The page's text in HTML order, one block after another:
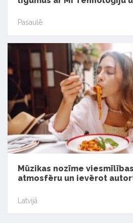
Pasaulē
Mūzikas nozīme
atmosfēru un ievērot
Latvijā